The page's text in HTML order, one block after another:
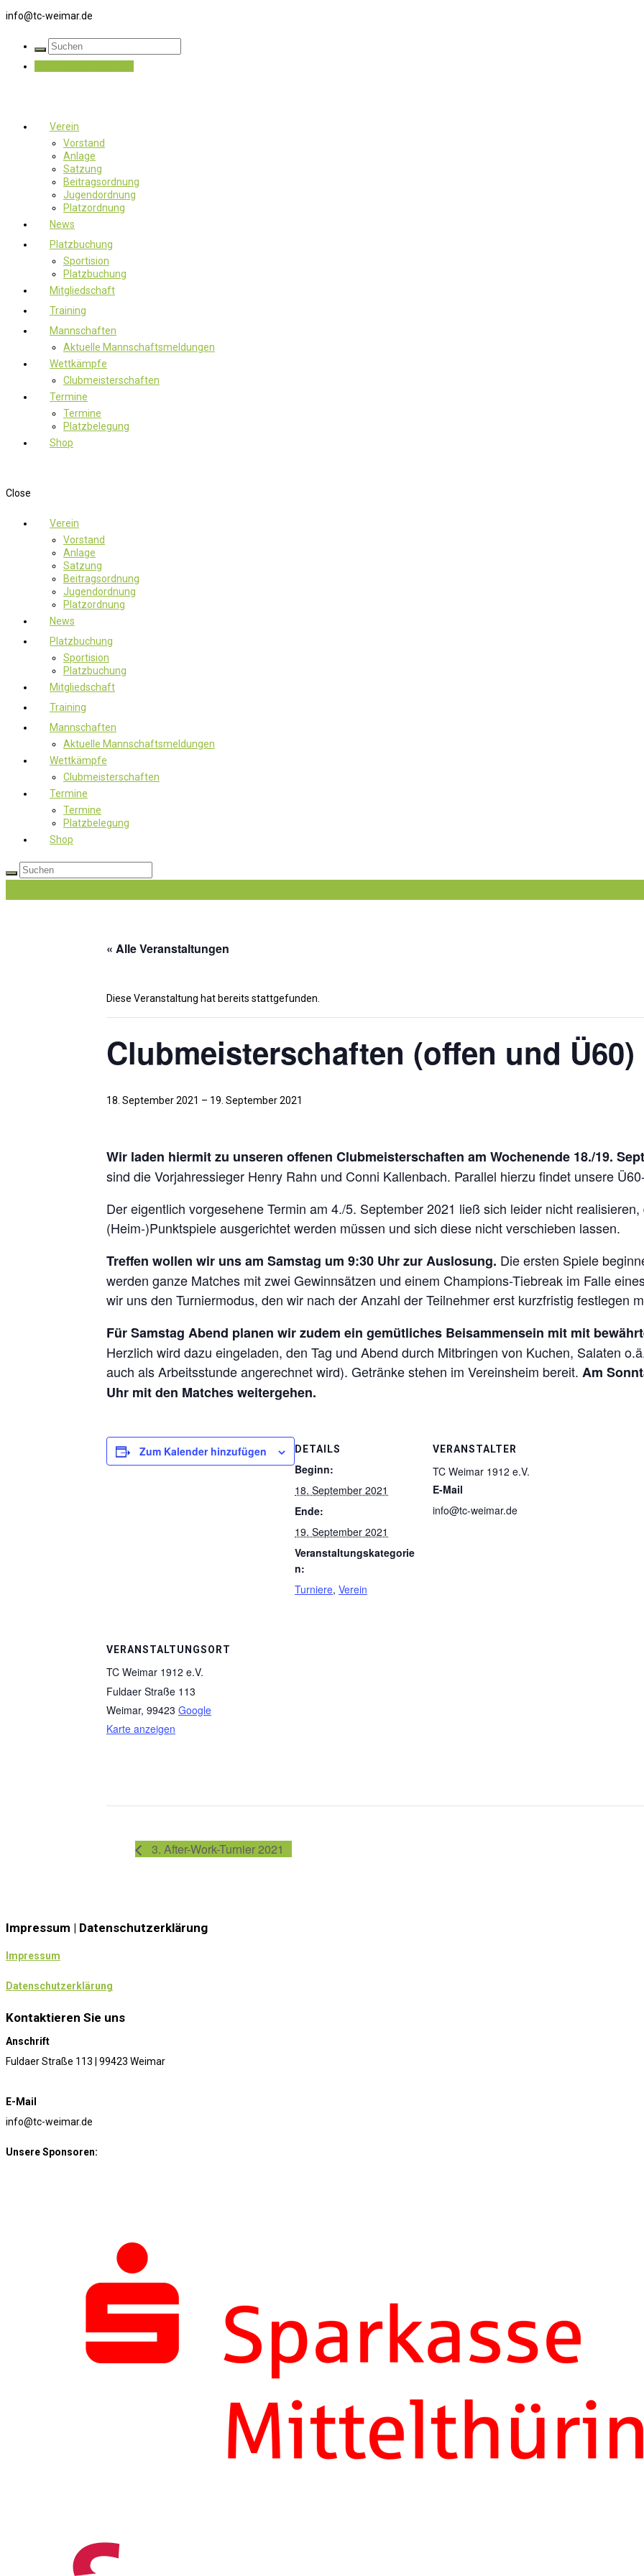
info@tc-weimar.de
Verein
Vorstand
Anlage
Satzung
Beitragsordnung
Jugendordnung
Platzordnung
News
Platzbuchung
Sportision
Platzbuchung
Mitgliedschaft
Training
Mannschaften
Aktuelle Mannschaftsmeldungen
Wettkämpfe
Clubmeisterschaften
Termine
Termine
Platzbelegung
Shop
Close
Verein
Vorstand
Anlage
Satzung
Beitragsordnung
Jugendordnung
Platzordnung
News
Platzbuchung
Sportision
Platzbuchung
Mitgliedschaft
Training
Mannschaften
Aktuelle Mannschaftsmeldungen
Wettkämpfe
Clubmeisterschaften
Termine
Termine
Platzbelegung
Shop
« Alle Veranstaltungen
Diese Veranstaltung hat bereits stattgefunden.
Clubmeisterschaften (offen und Ü60)
18. September 2021 – 19. September 2021
Wir laden hiermit zu unseren offenen Clubmeisterschaften am Wochenende 18./19.
sind die Vorjahressieger Henry Rahn und Conni Kallenbach. Parallel hierzu findet unsere
Der eigentlich vorgesehene Termin am 4./5. September 2021 ließ sich leider nicht
(Heim-)Punktspiele ausgerichtet werden müssen und sich diese nicht verschieben lassen.
Treffen wollen wir uns am Samstag um 9:30 Uhr zur Auslosung. Die ersten Spiele
werden ganze Matches mit zwei Gewinnsätzen und einem Champions-Tiebreak im Falle
wir uns den Turniermodus, den wir nach der Anzahl der Teilnehmer erst kurzfristig festlegen
Für Samstag Abend planen wir zudem ein gemütliches Beisammensein mit mit
Herzlich wird dazu eingeladen, den Tag und Abend durch Mitbringen von Kuchen, Salaten
auch als Arbeitsstunde angerechnet wird). Getränke stehen im Vereinsheim bereit. Am
Uhr mit den Matches weitergehen.
Zum Kalender hinzufügen DETAILS
Beginn:
18. September 2021
Ende:
19. September 2021
Veranstaltungskategorie
n:
Turniere, Verein
VERANSTALTER
TC Weimar 1912 e.V.
E-Mail
info@tc-weimar.de
VERANSTALTUNGSORT
TC Weimar 1912 e.V.
Fuldaer Straße 113
Weimar, 99423 Google
Karte anzeigen
3. After-Work-Turnier 2021
Impressum | Datenschutzerklärung
Impressum
Datenschutzerklärung
Kontaktieren Sie uns
Anschrift
Fuldaer Straße 113 | 99423 Weimar
E-Mail
info@tc-weimar.de
Unsere Sponsoren: